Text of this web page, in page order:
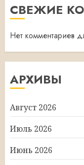
СВЕЖИЕ
Нет комментариев
АРХИВЫ
Август 2026
Июль 2026
Июнь 2026